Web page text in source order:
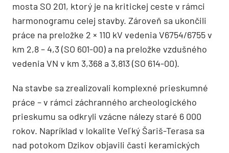
mosta SO 201, ktorý je na kritickej ceste v rámci
harmonogramu celej stavby. Zároveň sa ukončili
práce na preložke 2 × 110 kV vedenia V6754/6755 v
km 2,8 – 4,3 (SO 601-00) a na preložke vzdušného
vedenia VN v km 3,368 a 3,813 (SO 614-00).
Na stavbe sa zrealizovali komplexné prieskumné
práce – v rámci záchranného archeologického
prieskumu sa odkryli vzácne nálezy staré 6 000
rokov. Napríklad v lokalite Veľký Šariš-Terasa sa
nad potokom Dzikov objavili časti keramických